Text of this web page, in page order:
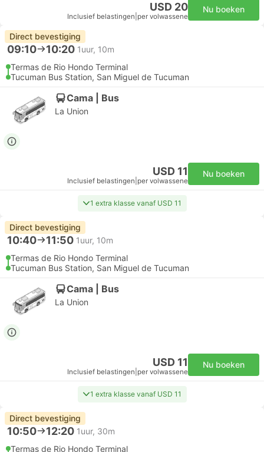
USD 20
Inclusief belastingen per volwassene
Nu boeken
Direct bevestiging
09:10 10:20 1uur, 10m
Termas de Rio Hondo Terminal
Tucuman Bus Station, San Miguel de Tucuman
Cama | Bus
La Union
USD 11
Inclusief belastingen per volwassene
Nu boeken
1 extra klasse vanaf USD 11
Direct bevestiging
10:40 11:50 1uur, 10m
Termas de Rio Hondo Terminal
Tucuman Bus Station, San Miguel de Tucuman
Cama | Bus
La Union
USD 11
Inclusief belastingen per volwassene
Nu boeken
1 extra klasse vanaf USD 11
Direct bevestiging
10:50 12:20 1uur, 30m
Termas de Rio Hondo Terminal